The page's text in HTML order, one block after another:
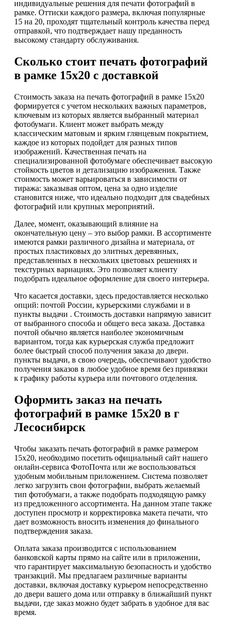
индивидуальные решения для печати фотографий в
рамке. Оттиски каждого размера, включая популярные
15 на 20, проходят тщательный контроль качества перед
отправкой, что подтверждает нашу преданность
высокому стандарту обслуживания.
Сколько стоит печать фотографий
в рамке 15х20 с доставкой
Стоимость заказа на печать фотографий в рамке 15х20
формируется с учетом нескольких важных параметров,
ключевым из которых является выбранный материал
фотобумаги. Клиент может выбрать между
классическим матовым и ярким глянцевым покрытием,
каждое из которых подойдет для разных типов
изображений. Качественная печать на
специализированной фотобумаге обеспечивает высокую
стойкость цветов и детализацию изображения. Также
стоимость может варьироваться в зависимости от
тиража: заказывая оптом, цена за одно изделие
становится ниже, что идеально подходит для свадебных
фотографий или крупных мероприятий.
Далее, момент, оказывающий влияние на
окончательную цену – это выбор рамки. В ассортименте
имеются рамки различного дизайна и материала, от
простых пластиковых до элитных деревянных,
представленных в нескольких цветовых решениях и
текстурных вариациях. Это позволяет клиенту
подобрать идеальное оформление для своего интерьера.
Что касается доставки, здесь предоставляется несколько
опций: почтой России, курьерскими службами и в
пункты выдачи . Стоимость доставки напрямую зависит
от выбранного способа и общего веса заказа. Доставка
почтой обычно является наиболее экономичным
вариантом, тогда как курьерская служба предложит
более быстрый способ получения заказа до двери.
пункты выдачи, в свою очередь, обеспечивают удобство
получения заказов в любое удобное время без привязки
к графику работы курьера или почтового отделения.
Оформить заказ на печать
фотографий в рамке 15х20 в г
Лесосибирск
Чтобы заказать печать фотографий в рамке размером
15х20, необходимо посетить официальный сайт нашего
онлайн-сервиса ФотоПочта или же воспользоваться
удобным мобильным приложением. Система позволяет
легко загрузить свои фотографии, выбрать желаемый
тип фотобумаги, а также подобрать подходящую рамку
из предложенного ассортимента. На данном этапе также
доступен просмотр и корректировка макета печати, что
дает возможность вносить изменения до финального
подтверждения заказа.
Оплата заказа производится с использованием
банковской карты прямо на сайте или в приложении,
что гарантирует максимальную безопасность и удобство
транзакций. Мы предлагаем различные варианты
доставки, включая доставку курьером непосредственно
до двери вашего дома или отправку в ближайший пункт
выдачи, где заказ можно будет забрать в удобное для вас
время.